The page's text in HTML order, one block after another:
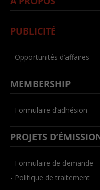
PUBLICITÉ
- Opportunités d’affaires
MEMBERSHIP
- Formulaire d’adhésion
PROJETS
- Formulaire de demande
- Politique de traitement